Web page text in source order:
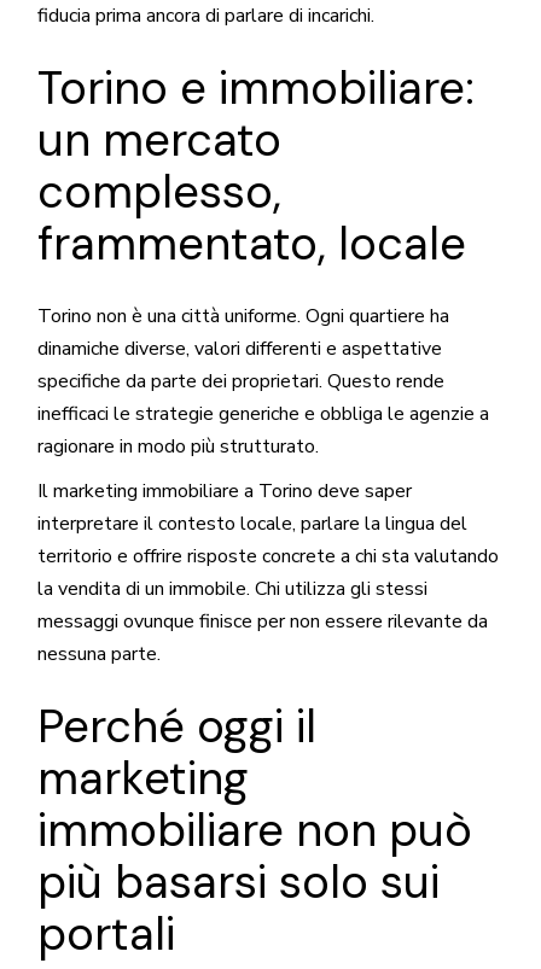
fiducia prima ancora di parlare di incarichi.
Torino e immobiliare:
un mercato
complesso,
frammentato, locale
Torino non è una città uniforme. Ogni quartiere ha
dinamiche diverse, valori differenti e aspettative
specifiche da parte dei proprietari. Questo rende
inefficaci le strategie generiche e obbliga le agenzie a
ragionare in modo più strutturato.
Il marketing immobiliare a Torino deve saper
interpretare il contesto locale, parlare la lingua del
territorio e offrire risposte concrete a chi sta valutando
la vendita di un immobile. Chi utilizza gli stessi
messaggi ovunque finisce per non essere rilevante da
nessuna parte.
Perché oggi il
marketing
immobiliare non può
più basarsi solo sui
portali